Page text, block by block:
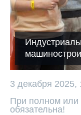
3 декабря 2025,
При полном или
обязательна!